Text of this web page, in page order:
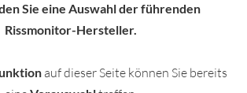
Sie eine Auswahl der führenden
Rissmonitor-Hersteller.
auf dieser Seite können Sie bereits